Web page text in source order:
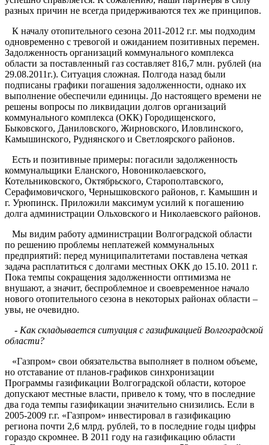
разных причин не всегда придерживаются тех же принципов.
К началу отопительного сезона 2011-2012 г.г. мы подходим
одновременно с тревогой и ожиданием позитивных перемен.
Задолженность организаций коммунального комплекса
области за поставленный газ составляет 816,7 млн. рублей (на
29.08.2011г.). Ситуация сложная. Полгода назад были
подписаны графики погашения задолженности, однако их
выполнение обеспечили единицы. До настоящего времени не
решены вопросы по ликвидации долгов организаций
коммунального комплекса (ОКК) Городищенского,
Быковского, Даниловского, Жирновского, Иловлинского,
Камышинского, Руднянского и Светлоярского районов.
Есть и позитивные примеры: погасили задолженность
коммунальщики Еланского, Новониколаевского,
Котельниковского, Октябрьского, Старополтавского,
Серафимовичского, Чернышковского районов, г. Камышин и
г. Урюпинск. Приложили максимум усилий к погашению
долга администрации Ольховского и Николаевского районов.
Мы видим работу администрации Волгоградской области
по решению проблемы неплатежей коммунальных
предприятий: перед муниципалитетами поставлена четкая
задача расплатиться с долгами местных ОКК до 15.10. 2011 г.
Пока темпы сокращения задолженности оптимизма не
внушают, а значит, беспроблемное и своевременное начало
нового отопительного сезона в некоторых районах области –
увы, не очевидно.
- Как складывается ситуация с газификацией Волгоградской
области?
«Газпром» свои обязательства выполняет в полном объеме,
но отставание от планов-графиков синхронизации
Программы газификации Волгоградской области, которое
допускают местные власти, привело к тому, что в последние
два года темпы газификации значительно снизились. Если в
2005-2009 г.г. «Газпром» инвестировал в газификацию
региона почти 2,6 млрд. рублей, то в последние годы цифры
гораздо скромнее. В 2011 году на газификацию области